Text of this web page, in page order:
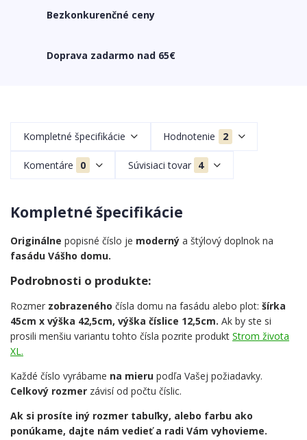
Bezkonkurenčné ceny
Doprava zadarmo nad 65€
Kompletné špecifikácie Hodnotenie 2
Komentáre 0 Súvisiaci tovar 4
Kompletné špecifikácie
Originálne popisné číslo je moderný a štýlový doplnok na
fasádu Vášho domu.
Podrobnosti o produkte:
Rozmer zobrazeného čísla domu na fasádu alebo plot: šírka
45cm x výška 42,5cm, výška číslice 12,5cm. Ak by ste si
prosili menšiu variantu tohto čísla pozrite produkt Strom života
XL.
Každé číslo vyrábame na mieru podľa Vašej požiadavky.
Celkový rozmer závisí od počtu číslic.
Ak si prosíte iný rozmer tabuľky, alebo farbu ako
ponúkame, dajte nám vedieť a radi Vám vyhovieme.